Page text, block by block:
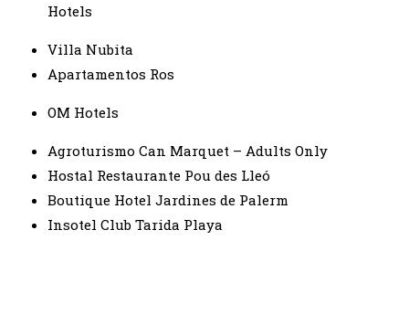
Hotels
Villa Nubita
Apartamentos Ros
OM Hotels
Agroturismo Can Marquet – Adults Only
Hostal Restaurante Pou des Lleó
Boutique Hotel Jardines de Palerm
Insotel Club Tarida Playa